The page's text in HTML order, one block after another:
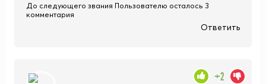
До следующего звания Пользователю осталось 3
комментария
Ответить
+2